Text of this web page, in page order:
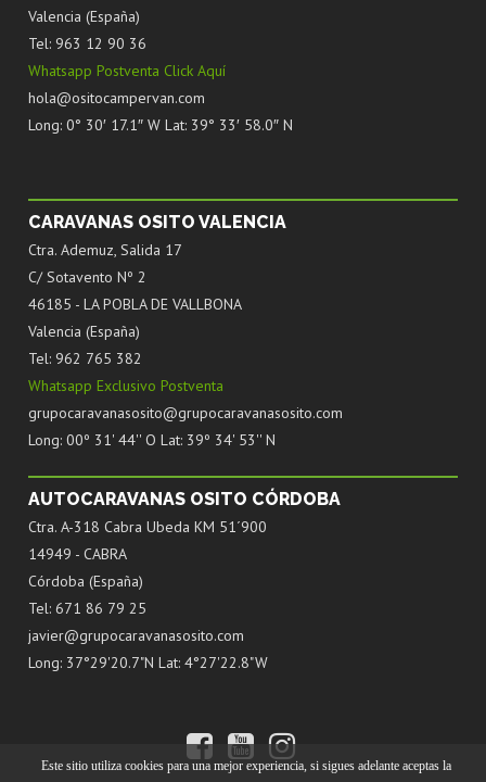
Este sitio utiliza cookies para una mejor experiencia, si sigues adelante aceptas la
Valencia (España)
Tel: 963 12 90 36
Whatsapp Postventa Click Aquí
hola@ositocampervan.com
Long: 0° 30′ 17.1″ W Lat: 39° 33′ 58.0″ N
CARAVANAS OSITO VALENCIA
Ctra. Ademuz, Salida 17
C/ Sotavento Nº 2
46185 - LA POBLA DE VALLBONA
Valencia (España)
Tel: 962 765 382
Whatsapp Exclusivo Postventa
grupocaravanasosito@grupocaravanasosito.com
Long: 00º 31' 44'' O Lat: 39º 34' 53'' N
AUTOCARAVANAS OSITO CÓRDOBA
Ctra. A-318 Cabra Ubeda KM 51´900
14949 - CABRA
Córdoba (España)
Tel: 671 86 79 25
javier@grupocaravanasosito.com
Long: 37°29'20.7"N Lat: 4°27'22.8"W